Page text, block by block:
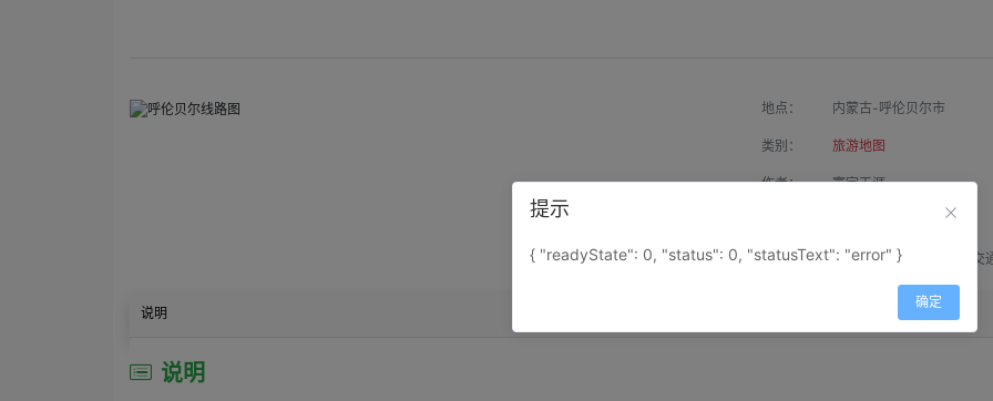
地点： 内蒙古-呼伦贝尔市
类别： 旅游地图
作者： 寰宇天涯
属性： 地图属性： 地图类型-交
说明
说明
提示
{ "readyState": 0, "status": 0, "statusText": "error" }
确定